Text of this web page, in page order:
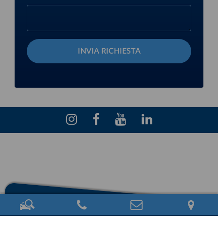
INVIA RICHIESTA
Eschini Auto S.r.l. - Via M. Malpighi, 12 - Pisa (loc. Ospedaletto) - P.I.
01842150508 - Rea: PI 159469 - PEC:eschiniauto.pec@legalmail.it